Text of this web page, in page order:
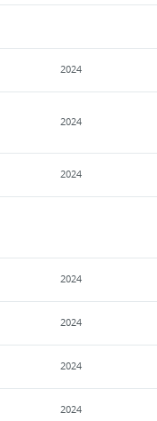
2024
2024
2024
2024
2024
2024
2024